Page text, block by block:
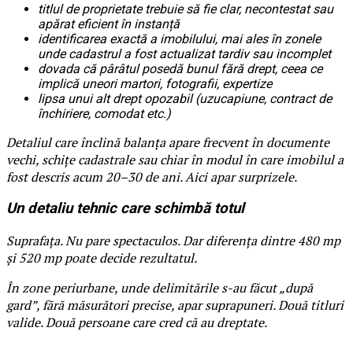
titlul de proprietate trebuie să fie clar, necontestat sau
apărat eficient în instanță
identificarea exactă a imobilului, mai ales în zonele
unde cadastrul a fost actualizat tardiv sau incomplet
dovada că pârâtul posedă bunul fără drept, ceea ce
implică uneori martori, fotografii, expertize
lipsa unui alt drept opozabil (uzucapiune, contract de
închiriere, comodat etc.)
Detaliul care înclină balanța apare frecvent în documente
vechi, schițe cadastrale sau chiar în modul în care imobilul a
fost descris acum 20–30 de ani. Aici apar surprizele.
Un detaliu tehnic care schimbă totul
Suprafața. Nu pare spectaculos. Dar diferența dintre 480 mp
și 520 mp poate decide rezultatul.
În zone periurbane, unde delimitările s-au făcut „după
gard”, fără măsurători precise, apar suprapuneri. Două titluri
valide. Două persoane care cred că au dreptate.